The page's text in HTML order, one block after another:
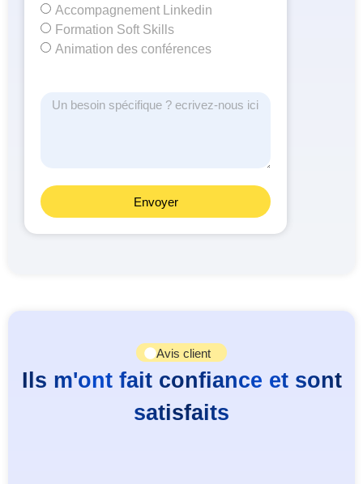
Accompagnement Linkedin
Formation Soft Skills
Animation des conférences
Envoyer
Avis client
Ils m'ont fait confiance et sont
satisfaits